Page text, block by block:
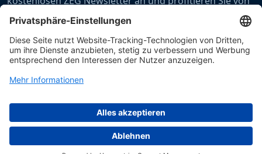
den extra Vorteilen unseres regelmäßig erscheinenden
Newsletters.
Zur Newsletteranmeldung
Impressum Datenschutz Hinweisgebersystem
ZEG Zentraleinkauf Holz + Kunststoff eG